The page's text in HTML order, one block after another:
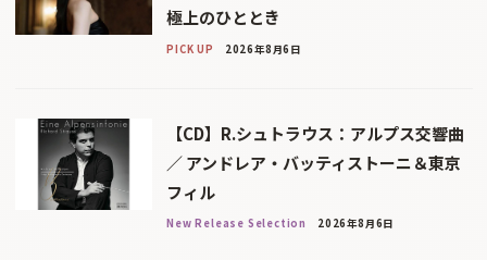
極上のひととき
PICK UP 2026年8月6日
【CD】R.シュトラウス：アルプス交響曲
／ アンドレア・バッティストーニ＆東京
フィル
New Release Selection 2026年8月6日